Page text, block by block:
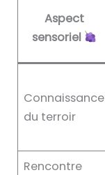
Aspect
sensoriel
Connaissance
du terroir
Rencontre